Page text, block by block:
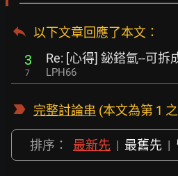
以下文章回應了本文 ：
3
7
Re: [心得] 鉍鎝氫--可
LPH66
完整討論串 (本文為第 1 之
排序： 最新先 | 最舊先 |